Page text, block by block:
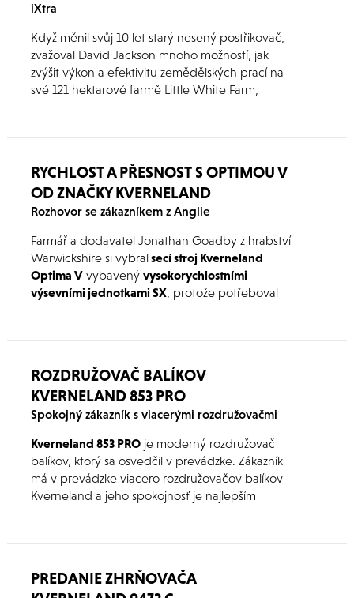
iXtra
Když měnil svůj 10 let starý nesený postřikovač,
zvažoval David Jackson mnoho možností, jak
zvýšit výkon a efektivitu zemědělských prací na
své 121 hektarové farmě Little White Farm,
RYCHLOST A PŘESNOST S OPTIMOU V
OD ZNAČKY KVERNELAND
Rozhovor se zákazníkem z Anglie
Farmář a dodavatel Jonathan Goadby z hrabství
Warwickshire si vybralsecí stroj Kverneland
Optima Vvybavený vysokorychlostními
výsevními jednotkami SX, protože potřeboval
ROZDRUŽOVAČ BALÍKOV
KVERNELAND 853 PRO
Spokojný zákazník s viacerými rozdružovačmi
Kverneland 853 PROje moderný rozdružovač
balíkov, ktorý sa osvedčil v prevádzke. Zákazník
má v prevádzke viacero rozdružovačov balíkov
Kverneland a jeho spokojnosť je najlepším
PREDANIE ZHRŇOVAČA